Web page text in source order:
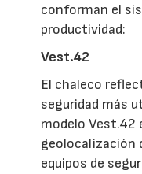
conforman el
productividad:
Vest.42
El chaleco
seguridad más
modelo Vest.42
geolocalización
equipos de